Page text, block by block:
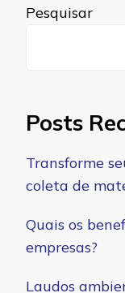
Pesquisar
Posts
Transforme
coleta de
Quais os
empresas?
Laudos